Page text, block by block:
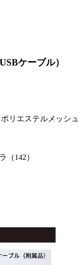
ケーブル）
リエステルメッシュ
（142）